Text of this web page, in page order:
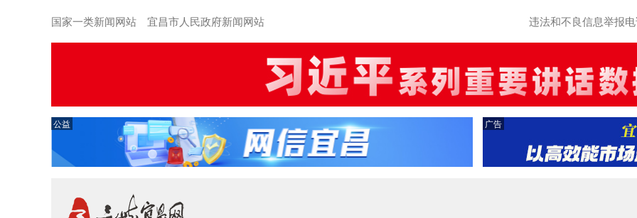
国家一类新闻网站 宜昌市人民政府新闻网站 违法和不良信息举报
公益 广告